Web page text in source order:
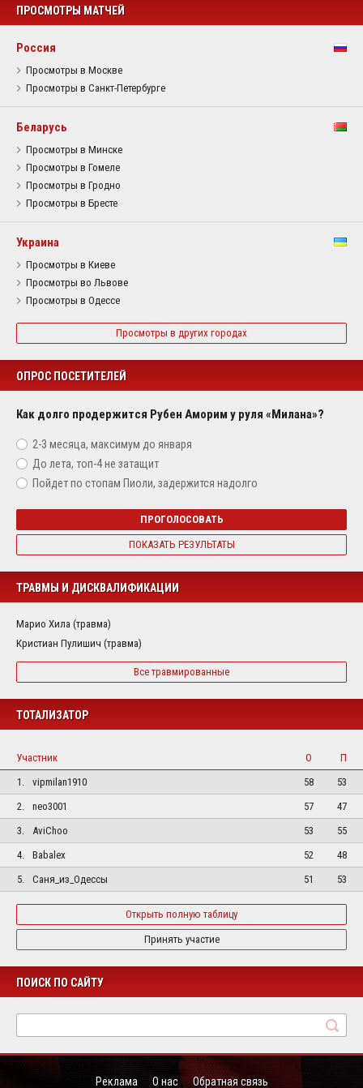
ПРОСМОТРЫ МАТЧЕЙ
Россия
Просмотры в Москве
Просмотры в Санкт-Петербурге
Беларусь
Просмотры в Минске
Просмотры в Гомеле
Просмотры в Гродно
Просмотры в Бресте
Украина
Просмотры в Киеве
Просмотры во Львове
Просмотры в Одессе
Просмотры в других городах
ОПРОС ПОСЕТИТЕЛЕЙ
Как долго продержится Рубен Аморим у руля «Милана»?
2-3 месяца, максимум до января
До лета, топ-4 не затащит
Пойдет по стопам Пиоли, задержится надолго
ПРОГОЛОСОВАТЬ
ПОКАЗАТЬ РЕЗУЛЬТАТЫ
ТРАВМЫ И ДИСКВАЛИФИКАЦИИ
Марио Хила (травма)
Кристиан Пулишич (травма)
Все травмированные
ТОТАЛИЗАТОР
Участник О
П
1.
vipmilan1910 58
53
2.
neo3001 57
47
3.
AviChoo 53
55
4.
Babalex 52
48
5.
Саня_из_Одессы 51 53
Открыть полную таблицу
Принять участие
ПОИСК ПО САЙТУ
Реклама О нас Обратная связь